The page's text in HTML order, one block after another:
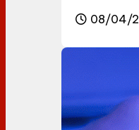
08/04/